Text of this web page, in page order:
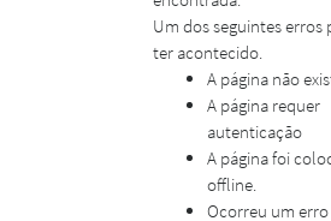
Um dos seguintes erros
ter acontecido.
A página não
A página requer
autenticação
A página foi
offline.
Ocorreu um